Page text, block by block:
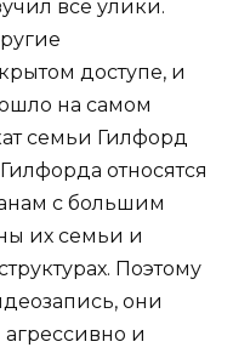
все улики.
доступе, и
на самом
семьи Гилфорд
относятся
с большим
их семьи и
Поэтому
они
и